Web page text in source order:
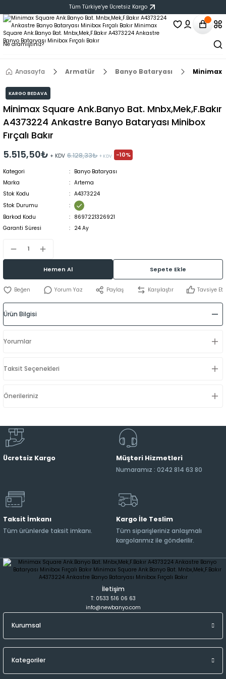
Tüm Türkiye‘ye Ücretsiz Kargo
Anasayfa Armatür Banyo Bataryası Minimax
KARGO BEDAVA
Minimax Square Ank.Banyo Bat. Mnbx,Mek,F.Bakır
A4373224 Ankastre Banyo Bataryası Minibox
Fırçalı Bakır
5.515,50₺ + KDV 6.128,33₺ + KDV -10%
Kategori
Banyo Bataryası
Marka
Artema
Stok Kodu
A4373224
Stok Durumu
Barkod Kodu
8697221326921
Garanti Süresi
24 Ay
Hemen Al Sepete Ekle
Yorum Yaz Paylaş Karşılaştır Tavsiye Et
Ürün Bilgisi
Yorumlar
Taksit Seçenekleri
Önerileriniz
Ücretsiz Kargo Müşteri Hizmetleri
Numaramız : 0242 814 63 80
Taksit İmkanı
Tüm ürünlerde taksit imkanı.
Kargo İle Teslim
Tüm siparişleriniz anlaşmalı
kargolarımız ile gönderilir.
İletişim
T: 0533 516 06 63
info@newbanyo.com
Kurumsal
Kategoriler